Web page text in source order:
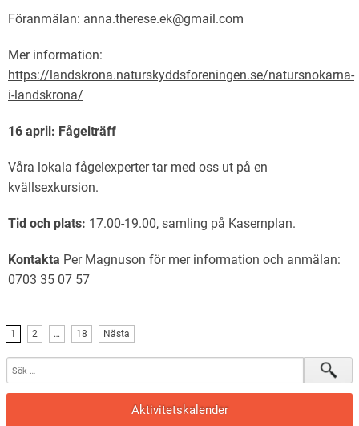
Föranmälan: anna.therese.ek@gmail.com
Mer information:
https://landskrona.naturskyddsforeningen.se/natursnokarna-
i-landskrona/
16 april: Fågelträff
Våra lokala fågelexperter tar med oss ut på en
kvällsexkursion.
Tid och plats: 17.00-19.00, samling på Kasernplan.
Kontakta Per Magnuson för mer information och anmälan:
0703 35 07 57
1 2 … 18 Nästa
Aktivitetskalender